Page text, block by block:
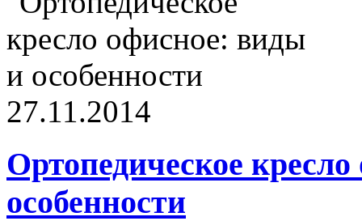
27.11.2014
Ортопедическое
особенности